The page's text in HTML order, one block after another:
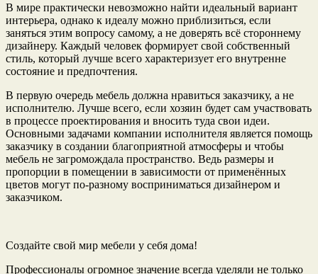
В мире практически невозможно найти идеальный вариант
интерьера, однако к идеалу можно приблизиться, если
заняться этим вопросу самому, а не доверять всё стороннему
дизайнеру. Каждый человек формирует свой собственный
стиль, который лучше всего характеризует его внутренне
состояние и предпочтения.
В первую очередь мебель должна нравиться заказчику, а не
исполнителю. Лучше всего, если хозяин будет сам участвовать
в процессе проектирования и вносить туда свои идеи.
Основными задачами компании исполнителя является помощь
заказчику в создании благоприятной атмосферы и чтобы
мебель не загромождала пространство. Ведь размеры и
пропорции в помещении в зависимости от применённых
цветов могут по-разному восприниматься дизайнером и
заказчиком.
Создайте свой мир мебели у себя дома!
Профессионалы огромное значение всегда уделяли не только